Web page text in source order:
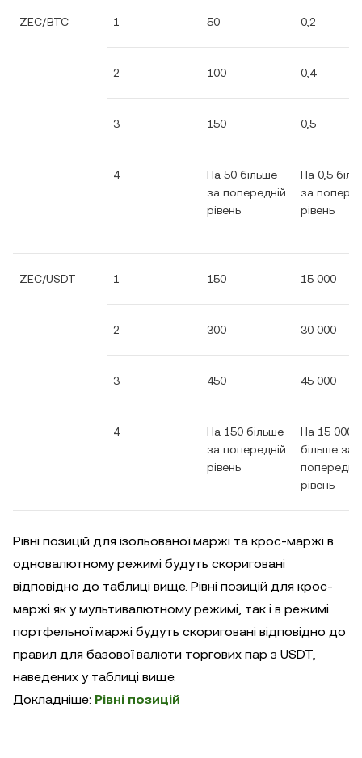
ZEC/BTC 1 50 0,2
2 100 0,4
3 150 0,5
4
На 50 більше
за попередній
рівень
На 0,5
за
рівень
ZEC/USDT 1 150 15 000
2 300 30 000
3 450 45 000
4
На 150 більше
за попередній
рівень
На 15 000
більше за
рівень
Рівні позицій для ізольованої маржі та крос-маржі в
одновалютному режимі будуть скориговані
відповідно до таблиці вище. Рівні позицій для крос-
маржі як у мультивалютному режимі, так і в режимі
портфельної маржі будуть скориговані відповідно до
правил для базової валюти торгових пар з USDT,
наведених у таблиці вище.
Докладніше: Рівні позицій